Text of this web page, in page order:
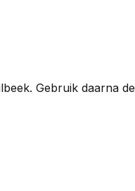
. Gebruik daarna de